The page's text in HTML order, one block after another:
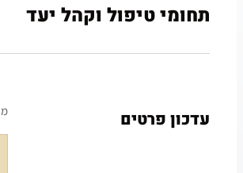
תחומי טיפול וקהל יעד
עדכון פרטים